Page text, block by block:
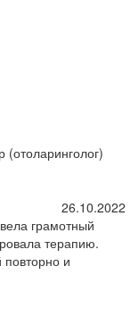
26.10.2022
грамотный
терапию.
и